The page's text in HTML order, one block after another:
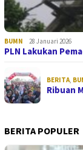
BUMN 28 Januari 2026
PLN Lakukan
BERITA
Ribuan
BERITA POPULER